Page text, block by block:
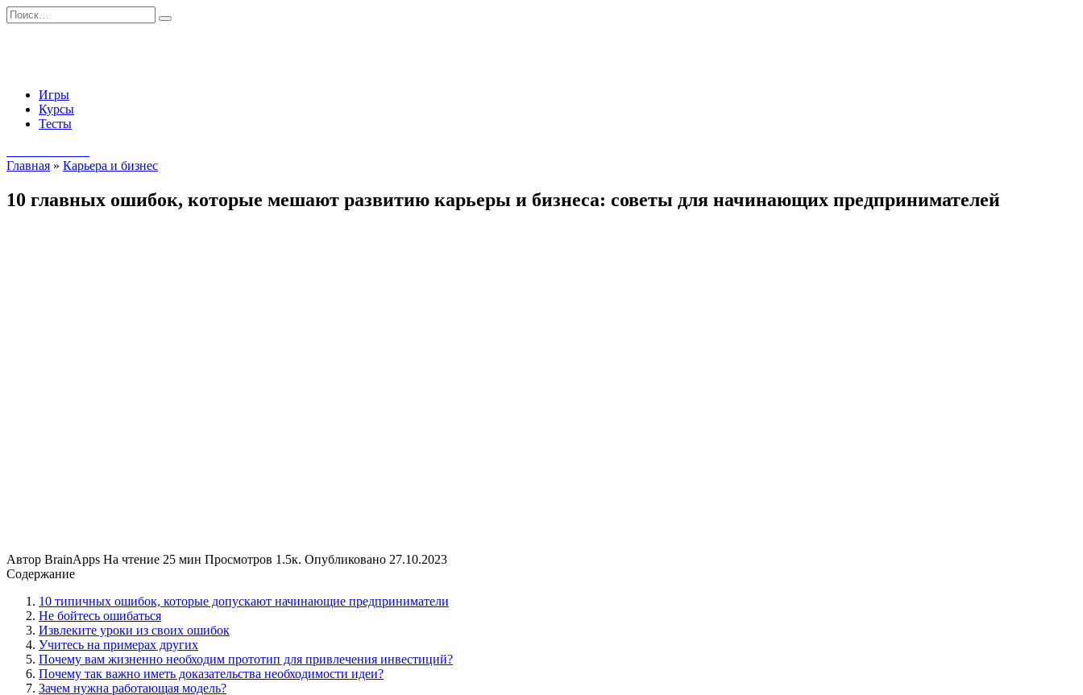
Перейти
к
Search
for:
Игры
Курсы
Тесты
Главная » Карьера и бизнес
10 главных ошибок, которые мешают развитию карьеры и бизнеса: советы для начинающих предпринимателей
Автор BrainApps На чтение 25 мин Просмотров 1.5к. Опубликовано 27.10.2023
Содержание
10 типичных ошибок, которые допускают начинающие предприниматели
Не бойтесь ошибаться
Извлеките уроки из своих ошибок
Учитесь на примерах других
Почему вам жизненно необходим прототип для привлечения инвестиций?
Почему так важно иметь доказательства необходимости идеи?
Зачем нужна работающая модель?